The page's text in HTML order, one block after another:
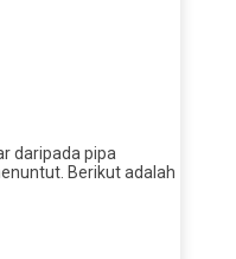
daripada pipa
Berikut adalah